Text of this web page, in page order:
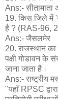
Ans:- सीतामाता
19. किस जिले में
है ? (RAS-96,
Ans:- जैसलमेर
20. राजस्थान का
पक्षी गोडावन के
जाना जाता है।
Ans:- राष्ट्रीय
"यहाँ RPSC